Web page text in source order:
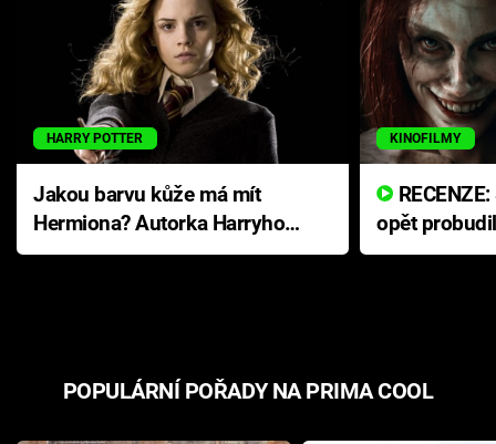
HARRY POTTER
Jakou barvu kůže má mít
Hermiona? Autorka Harryho
Pottera přišla s ráznou
KINOFILMY
opět
přichází s
POPULÁRNÍ POŘADY NA PRIMA COOL